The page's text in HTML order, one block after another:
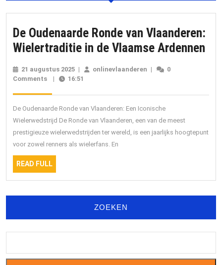
De Oudenaarde Ronde van Vlaanderen:
Wielertraditie in de Vlaamse Ardennen
van
in
21 augustus 2025 21
augustus
| onlinevlaanderen onlinevlaanderen
|
0
Comments
| 16:51
De Oudenaarde Ronde van Vlaanderen: Een Iconische
Wielerwedstrijd De Ronde van Vlaanderen, een van de meest
prestigieuze wielerwedstrijden ter wereld, is een jaarlijks hoogtepunt
voor zowel renners als wielerfans. En
READ FULL
FULL
ZOEKEN